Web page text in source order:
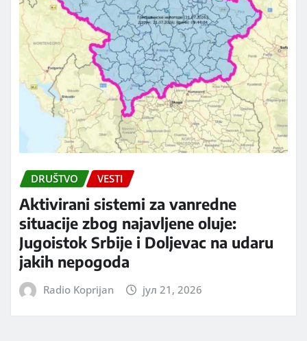
DRUŠTVO VESTI
Aktivirani sistemi za vanredne
situacije zbog najavljene oluje:
Jugoistok Srbije i Doljevac na udaru
jakih nepogoda
Radio Koprijan јул 21, 2026